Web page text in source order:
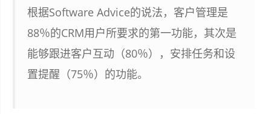
根据Software Advice的说法，客户管理是
88％的CRM用户所要求的第一功能，其次是
能够跟进客户互动（80％），安排任务和设
置提醒（75％）的功能。